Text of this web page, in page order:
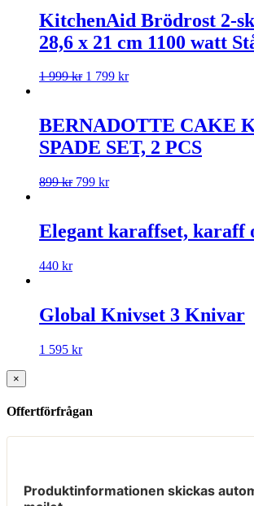
KitchenAid Brödrost 2-
28,6 x 21 cm 1100 watt
1 999kr 1 799 kr
BERNADOTTE CAKE
SPADE SET, 2 PCS
899kr 799 kr
Elegant karaffset, karaff
440 kr
Global Knivset 3 Knivar
1 595 kr
×
Offertförfrågan
Produktinformationen skickas